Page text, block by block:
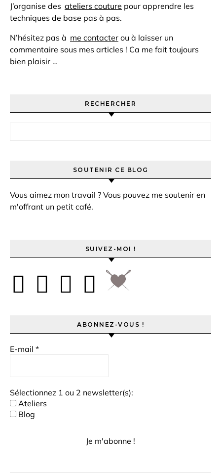
J’organise des ateliers couture pour apprendre les
techniques de base pas à pas.
N’hésitez pas à me contacter ou à laisser un
commentaire sous mes articles ! Ca me fait toujours
bien plaisir …
RECHERCHER
SOUTENIR CE BLOG
Vous aimez mon travail ? Vous pouvez me soutenir en
m'offrant un petit café.
SUIVEZ-MOI !
ABONNEZ-VOUS !
E-mail *
Sélectionnez 1 ou 2 newsletter(s):
Ateliers
Blog